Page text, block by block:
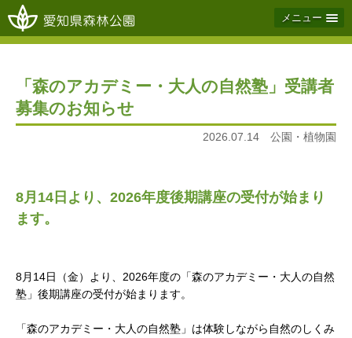
メニュー
「森のアカデミー・大人の自然塾」受講者
募集のお知らせ
2026.07.14 公園・植物園
8月14日より、2026年度後期講座の受付が始まり
ます。
8月14日（金）より、2026年度の「森のアカデミー・大人の自然
塾」後期講座の受付が始まります。
「森のアカデミー・大人の自然塾」は体験しながら自然のしくみ